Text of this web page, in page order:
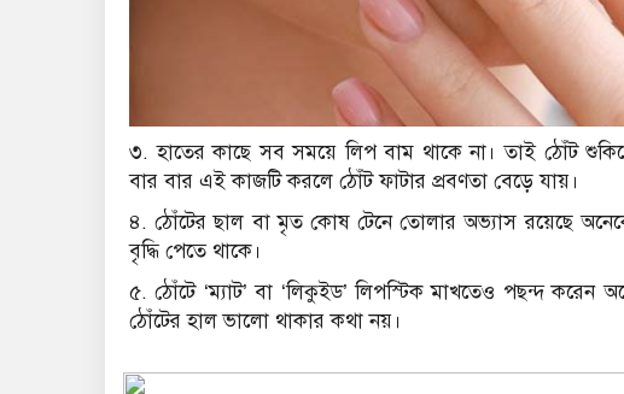
৩. হাতের কাছে সব সময়ে লিপ বাম থাকে না। তাই ঠোঁট
বার বার এই কাজটি করলে ঠোঁট ফাটার প্রবণতা বেড়ে যায়।
৪. ঠোঁটের ছাল বা মৃত কোষ টেনে তোলার অভ্যাস রয়েছে
বৃদ্ধি পেতে থাকে।
৫. ঠোঁটে ‘ম্যাট’ বা ‘লিকুইড’ লিপস্টিক মাখতেও পছন্দ করেন
ঠোঁটের হাল ভালো থাকার কথা নয়।